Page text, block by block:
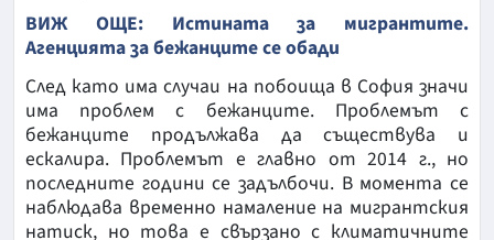
ВИЖ ОЩЕ: Истината за мигрантите.
Агенцията за бежанците се обади
След като има случаи на побоища в София значи
има проблем с бежанците. Проблемът с
бежанците продължава да съществува и
ескалира. Проблемът е главно от 2014 г., но
последните години се задълбочи. В момента се
наблюдава временно намаление на мигрантския
натиск, но това е свързано с климатичните